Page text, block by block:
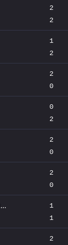
2
2
1
2
2
0
0
2
2
0
2
0
1
1
2